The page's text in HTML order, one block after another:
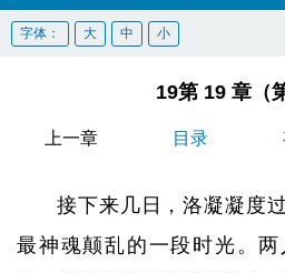
字体： 大 中 小
19第 19 章（
上一章 目录
接下来几日，洛凝凝度
最神魂颠乱的一段时光。